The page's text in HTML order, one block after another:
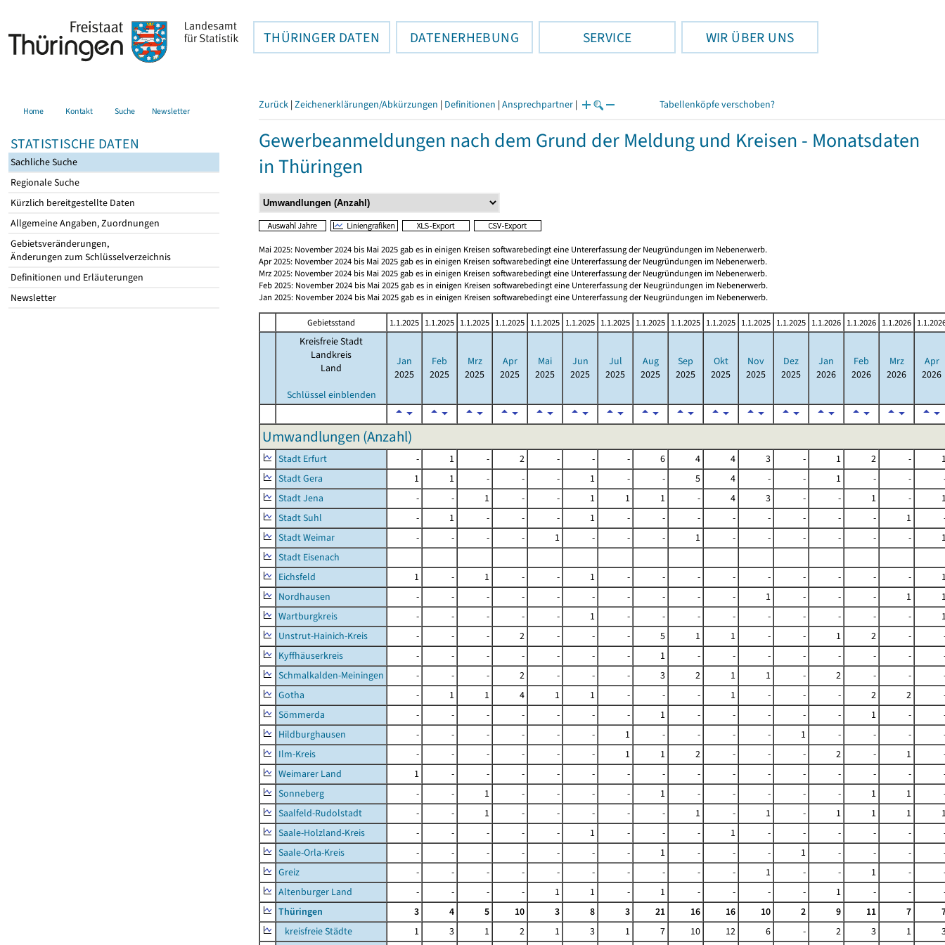
THÜRINGER DATEN DATENERHEBUNG SERVICE WIR ÜBER UNS
Home Kontakt Suche Newsletter
STATISTISCHE DATEN
Sachliche Suche
Regionale Suche
Kürzlich bereitgestellte Daten
Allgemeine Angaben, Zuordnungen
Gebietsveränderungen,
Änderungen zum Schlüsselverzeichnis
Definitionen und Erläuterungen
Newsletter
Zurück | Zeichenerklärungen/Abkürzungen | Definitionen | Ansprechpartner | Tabellenköpfe verschoben?
Gewerbeanmeldungen nach dem Grund der Meldung und Kreisen - Monatsdaten
in Thüringen
Mai 2025: November 2024 bis Mai 2025 gab es in einigen Kreisen softwarebedingt eine Untererfassung der Neugründungen im Nebenerwerb.
Apr 2025: November 2024 bis Mai 2025 gab es in einigen Kreisen softwarebedingt eine Untererfassung der Neugründungen im Nebenerwerb.
Mrz 2025: November 2024 bis Mai 2025 gab es in einigen Kreisen softwarebedingt eine Untererfassung der Neugründungen im Nebenerwerb.
Feb 2025: November 2024 bis Mai 2025 gab es in einigen Kreisen softwarebedingt eine Untererfassung der Neugründungen im Nebenerwerb.
Jan 2025: November 2024 bis Mai 2025 gab es in einigen Kreisen softwarebedingt eine Untererfassung der Neugründungen im Nebenerwerb.
Gebietsstand 1.1.2025 1.1.2025 1.1.2025 1.1.2025 1.1.2025 1.1.2025 1.1.2025 1.1.2025 1.1.2025 1.1.2025 1.1.2025 1.1.2025 1.1.2026 1.1.2026 1.1.2026
Kreisfreie Stadt
Landkreis
Land
Schlüssel einblenden
Jan
2025
Feb
2025
Mrz
2025
Apr
2025
Mai
2025
Jun
2025
Jul
2025
Aug
2025
Sep
2025
Okt
2025
Nov
2025
Dez
2025
Jan
2026
Feb
2026
Mrz
2026
Apr
2026
Umwandlungen (Anzahl)
Stadt Erfurt - 1 - 2 - - - 6 4 4 3 - 1 2 -
Stadt Gera
1 1 - - - 1 - - 5 4 - - 1 - -
Stadt Jena
- - 1 - - 1 1 1 - 4 3 - - 1 -
Stadt Suhl
- 1 - - - 1 - - - - - - - - 1
Stadt Weimar
- - - - 1 - - - 1 - - - - - -
Stadt Eisenach
Eichsfeld
1 - 1 - - 1 - - - - - - - - -
Nordhausen
- - - - - - - - - - 1 - - - 1
Wartburgkreis
- - - - - 1 - - - - - - - - -
Unstrut-Hainich-Kreis
- - - 2 - - - 5 1 1 - - 1 2 -
Kyffhäuserkreis
- - - - - - - 1 - - - - - - -
Schmalkalden-Meiningen
- - - 2 - - - 3 2 1 1 - 2 - -
Gotha
- 1 1 4 1 1 - - - 1 - - - 2 2
Sömmerda
- - - - - - - 1 - - - - - 1 -
Hildburghausen
- - - - - - 1 - - - - 1 - - -
Ilm-Kreis
- - - - - - 1 1 2 - - - 2 - 1
Weimarer Land
1 - - - - - - - - - - - - - -
Sonneberg
- - 1 - - - - 1 - - - - - 1 1
Saalfeld-Rudolstadt
- - 1 - - - - - 1 - 1 - 1 1 1
Saale-Holzland-Kreis
- - - - - 1 - - - 1 - - - - -
Saale-Orla-Kreis
- - - - - - - 1 - - - 1 - - -
Greiz
- - - - - - - - - - 1 - - 1 -
Altenburger Land
- - - - 1 1 - 1 - - - - 1 - -
Thüringen
3 4 5 10 3 8 3 21 16 16 10 2 9 11 7
kreisfreie Städte
1 3 1 2 1 3 1 7 10 12 6 - 2 3 1